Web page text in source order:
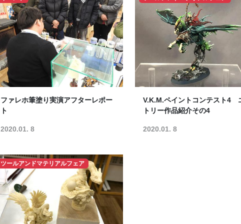
ファレホ筆塗り実演アフターレポー
ト
2020.01. 8
V.K.M.ペイントコンテスト4
トリー作品紹介その4
2020.01. 8
ツールアンドマテリアルフェア